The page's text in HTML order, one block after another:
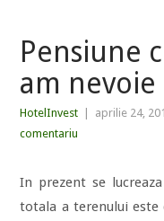
Pensiune
am
HotelInvest aprilie 24,
comentariu
In prezent se
totala a terenului este